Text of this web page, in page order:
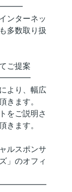
ンターネッ
多数取り扱
ご提案
より、幅広
きます。
をご説明さ
きます。
ルスポンサ
」のオフィ